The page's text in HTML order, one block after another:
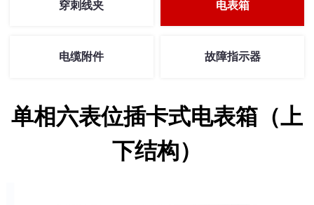
穿刺线夹 电表箱
电缆附件 故障指示器
单相六表位插卡式电表箱（上
下结构）